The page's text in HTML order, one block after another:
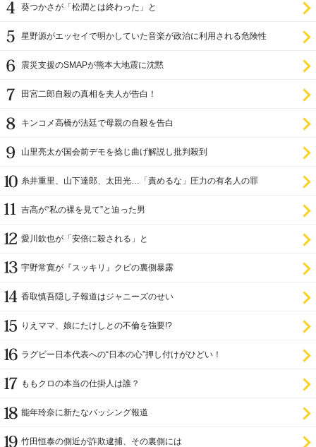
葵つかさが「松潤とは終わった」と
星野源がエッセイで明かしていた音楽が政治に利用される危険性
震災支援のSMAPが熊本大地震に沈黙
田宮二郎自殺の真相を夫人が告白！
キンコメ高橋が法廷で母親の自殺を告白
山里亮太が国会前デモを捻じ曲げ解説し批判殺到
糸井重里、山下達郎、太田光…「責めるな」圧力の有名人の罪
吉高が“私の裸を見て”と迫った男
愛川欽也が「安倍に殺される」と
宇野常寛が『スッキリ』クビの裏側暴露
香取慎吾隠し子報道はジャニーズのせい
りえママ、娘にたけしとの不倫を強要!?
ラグビー日本代表への“日本の心”押し付けがひどい！
ももクロの本当の仕掛人は誰？
能年玲奈に新たなバッシング報道
竹田恒泰の側近が詐欺逮捕、その裏側には